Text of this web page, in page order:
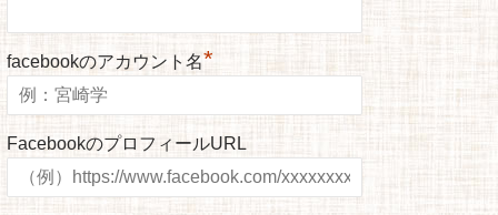
facebookのアカウント名*
FacebookのプロフィールURL